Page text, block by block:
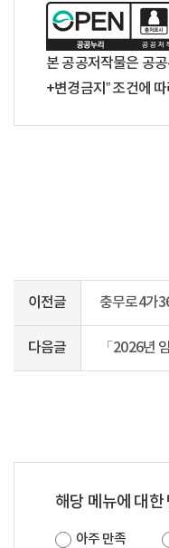
본 공공저작물은 공
+변경금지” 조건에
이전글
다음글
해당 메뉴에 대
아주 만족